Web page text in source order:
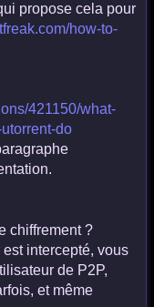
propose cela pour
how-to-
421150/what-
do
chiffrement ?
intercepté, vous
de P2P,
et même